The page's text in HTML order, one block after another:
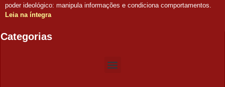
poder ideológico: manipula informações e condiciona comportamentos.
Leia na íntegra
Categorias